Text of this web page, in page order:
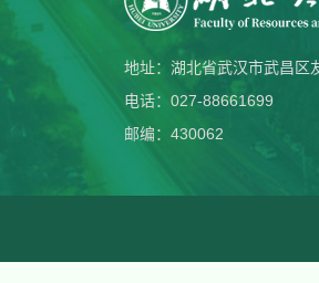
地址：湖北省武汉市武昌区
电话：027-88661699
邮编：430062